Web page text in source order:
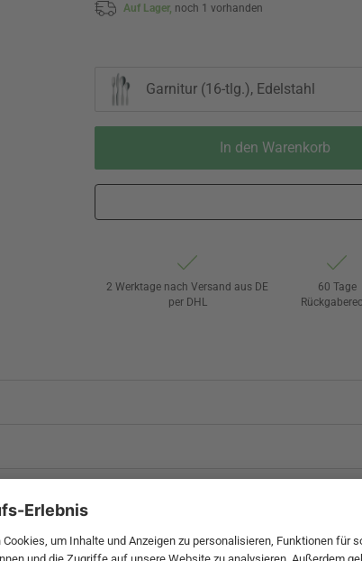
Auf Lager, noch 1 vorhanden
Garnitur (16-tlg.), Edelstahl
In den Warenkorb
2 Werktage nach Versand aus DE
per DHL
60 Tage